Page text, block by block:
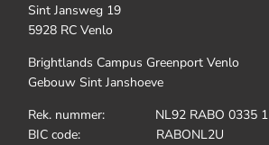
Sint Jansweg 19
5928 RC Venlo
Brightlands Campus Greenport Venlo
Gebouw Sint Janshoeve
Rek. nummer: NL92 RABO 0335
BIC code: RABONL2U